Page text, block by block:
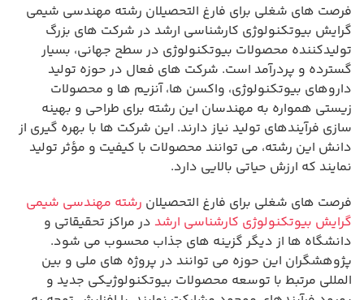
فرصت های شغلی برای فارغ التحصیلان رشته مهندسی شیمی
گرایش بیوتکنولوژی کارشناسی ارشد در شرکت های بزرگ
تولیدکننده محصولات بیوتکنولوژی در سطح جهانی، بسیار
گسترده و پردرآمد است. شرکت های فعال در حوزه تولید
داروهای بیوتکنولوژی، واکسن ها، آنزیم ها و محصولات
زیستی همواره به مهندسان این رشته برای طراحی و بهینه
سازی فرآیندهای تولید نیاز دارند. این شرکت ها با بهره گیری از
دانش این رشته، می توانند محصولات با کیفیت و مؤثر تولید
نمایند که ارزش حیاتی بالایی دارد.
فرصت های شغلی برای فارغ التحصیلان رشته مهندسی شیمی
گرایش بیوتکنولوژی کارشناسی ارشد در مراکز تحقیقاتی و
دانشگاه ها از دیگر گزینه های جذاب محسوب می شود.
پژوهشگران این حوزه می توانند در پروژه های ملی و بین
المللی مرتبط با توسعه محصولات بیوتکنولوژیکی جدید و